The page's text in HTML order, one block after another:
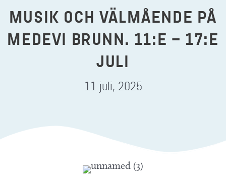
MUSIK OCH VÄLMÅENDE PÅ
MEDEVI BRUNN. 11:E – 17:E
JULI
11 juli, 2025